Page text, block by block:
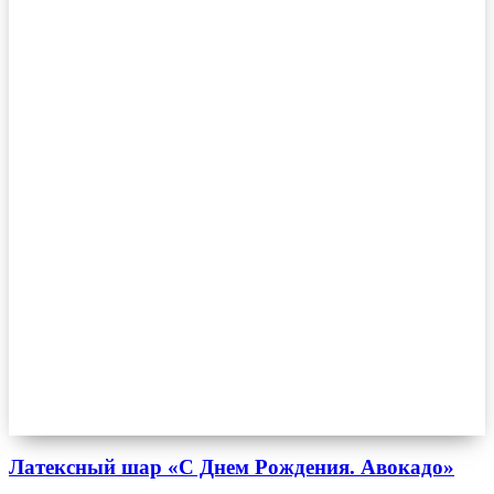
Латексный шар «С Днем Рождения. Авокадо»